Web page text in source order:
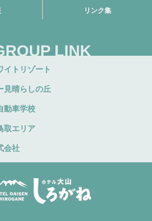
リンク集
LINK
イトリゾート
見晴らしの丘
動車学校
取エリア
会社